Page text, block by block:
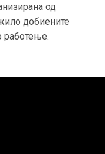
од
добиените
работење.